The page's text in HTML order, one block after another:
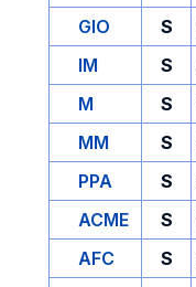
GIO
S
IM
S
M
S
MM
S
PPA
S
ACME
S
AFC
S